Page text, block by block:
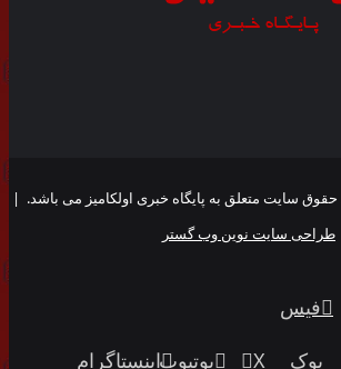
طراحی سایت نوین وب گستر
فیس
بوک
X یوتیوباینستاگرام